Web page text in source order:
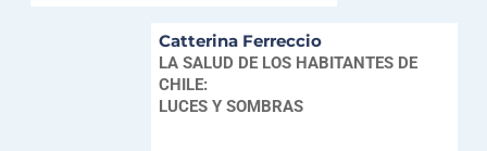
Catterina Ferreccio
LA SALUD DE LOS HABITANTES DE
CHILE:
LUCES Y SOMBRAS